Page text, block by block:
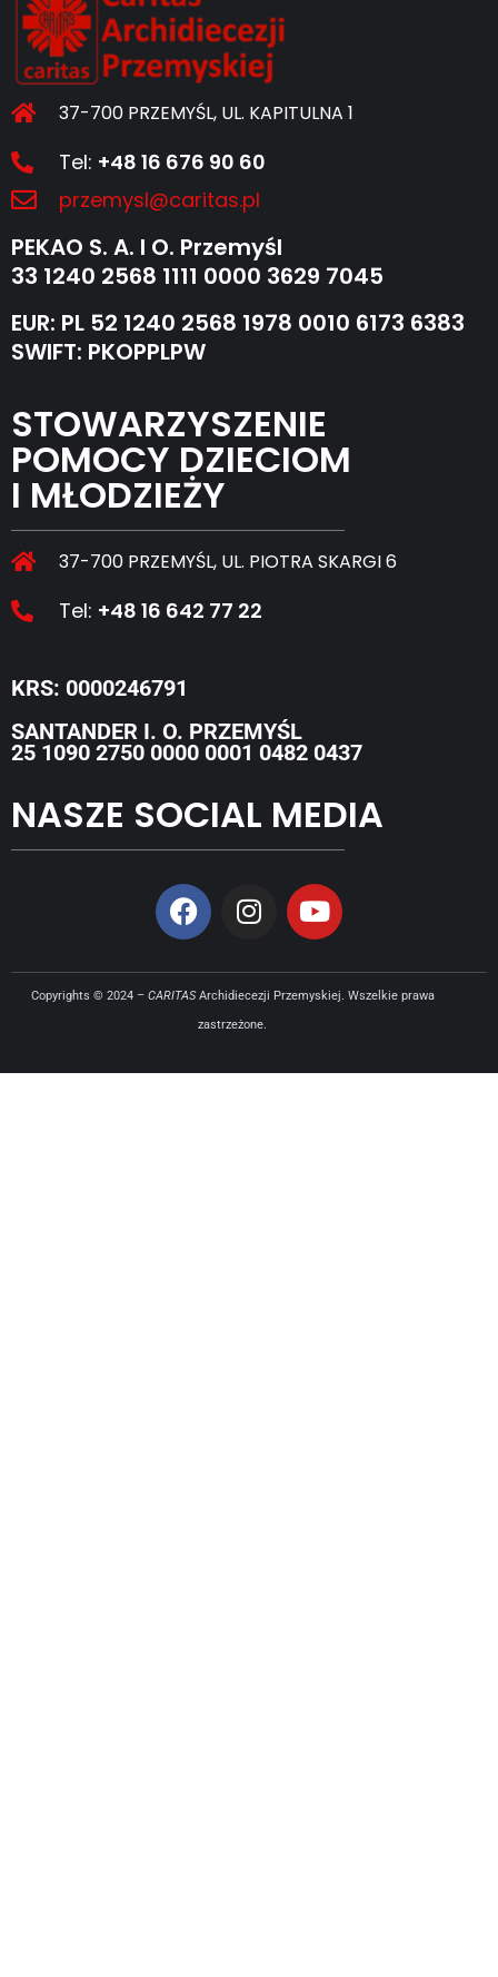
37-700 PRZEMYŚL, UL. KAPITULNA 1
Tel: +48 16 676 90 60
przemysl@caritas.pl
PEKAO S. A. I O. Przemyśl
33 1240 2568 1111 0000 3629 7045
EUR: PL 52 1240 2568 1978 0010 6173 6383
SWIFT: PKOPPLPW
STOWARZYSZENIE
POMOCY DZIECIOM
I MŁODZIEŻY
37-700 PRZEMYŚL, UL. PIOTRA SKARGI 6
Tel: +48 16 642 77 22
KRS: 0000246791
SANTANDER I. O. PRZEMYŚL
25 1090 2750 0000 0001 0482 0437
NASZE SOCIAL MEDIA
Copyrights © 2024 – CARITASArchidiecezji Przemyskiej. Wszelkie prawa
zastrzeżone.